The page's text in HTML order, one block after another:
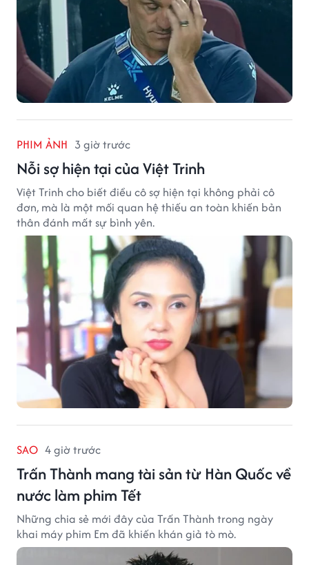
PHIM ẢNH 3 giờ trước
Nỗi sợ hiện tại của Việt Trinh
Việt Trinh cho biết điều cô sợ hiện tại không phải cô
đơn, mà là một mối quan hệ thiếu an toàn khiến bản
thân đánh mất sự bình yên.
SAO 4 giờ trước
Trấn Thành mang tài sản từ Hàn Quốc về
nước làm phim Tết
Những chia sẻ mới đây của Trấn Thành trong ngày
khai máy phim Em đã khiến khán giả tò mò.